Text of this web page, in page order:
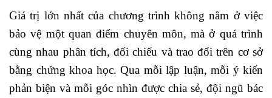
Giá trị lớn nhất của chương trình không nằm ở việc
bảo vệ một quan điểm chuyên môn, mà ở quá trình
cùng nhau phân tích, đối chiếu và trao đổi trên cơ sở
bằng chứng khoa học. Qua mỗi lập luận, mỗi ý kiến
phản biện và mỗi góc nhìn được chia sẻ, đội ngũ bác